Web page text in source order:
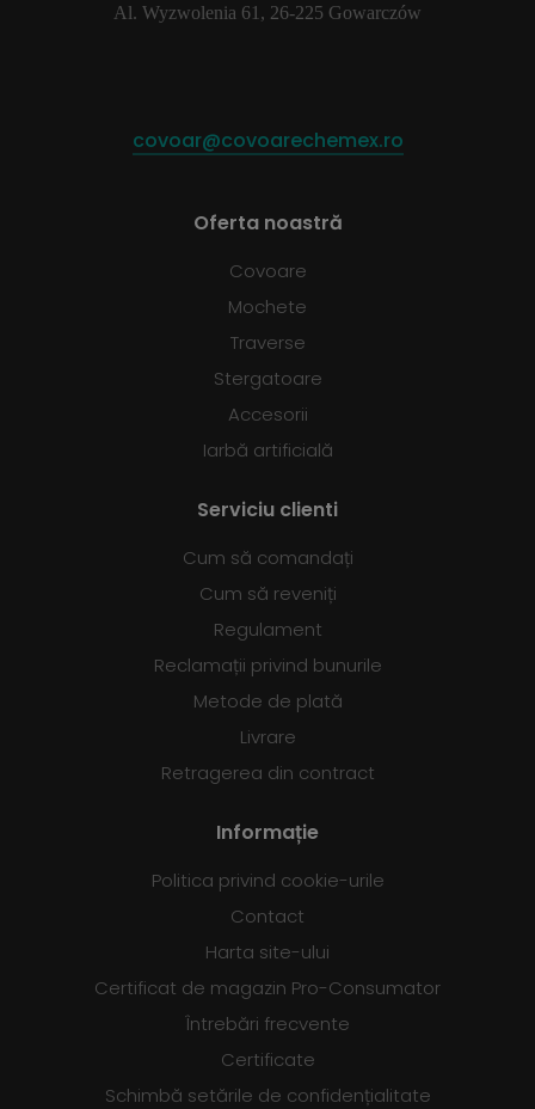
Al. Wyzwolenia 61, 26-225 Gowarczów
covoar@covoarechemex.ro
Oferta noastră
Covoare
Mochete
Traverse
Stergatoare
Accesorii
Iarbă artificială
Serviciu clienti
Cum să comandați
Cum să reveniți
Regulament
Reclamații privind bunurile
Metode de plată
Livrare
Retragerea din contract
Informație
Politica privind cookie-urile
Contact
Harta site-ului
Certificat de magazin Pro-Consumator
Întrebări frecvente
Certificate
Schimbă setările de confidențialitate